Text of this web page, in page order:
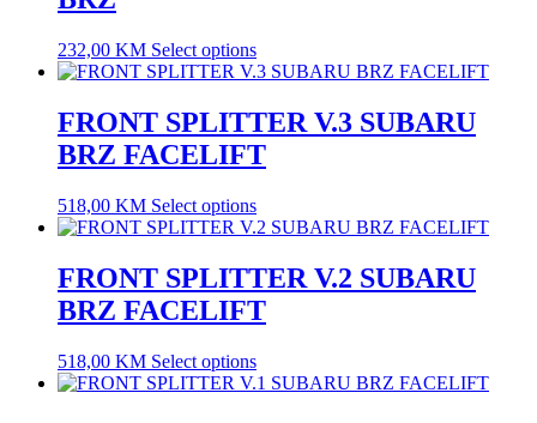
232,00 KM Select options
FRONT SPLITTER V.3 SUBARU
BRZ FACELIFT
518,00 KM Select options
FRONT SPLITTER V.2 SUBARU
BRZ FACELIFT
518,00 KM Select options